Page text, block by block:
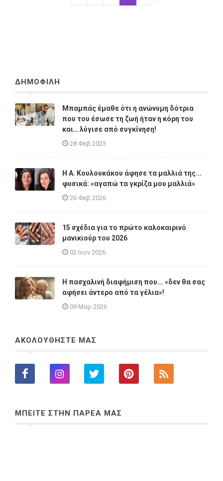
ΔΗΜΟΦΙΛΗ
Μπαμπάς έμαθε ότι η ανώνυμη δότρια
που του έσωσε τη ζωή ήταν η κόρη του
και… λύγισε από συγκίνηση!
28 Φεβ 2023
Η A. Κουλουκάκου άφησε τα μαλλιά της...
φυσικά: «αγαπώ τα γκρίζα μου μαλλιά»
26 Φεβ 2026
15 σχέδια για το πρώτο καλοκαιρινό
μανικιούρ του 2026
02 Ιουν 2026
Η πασχαλινή διαφήμιση που... «δεν θα σας
αφήσει άντερο από τα γέλια»!
09 Μαρ 2026
ΑΚΟΛΟΥΘΗΣΤΕ ΜΑΣ
ΜΠΕΙΤΕ ΣΤΗΝ ΠΑΡΕΑ ΜΑΣ